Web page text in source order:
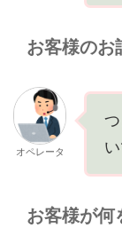
お客様のお
オペレータ
お客様が何